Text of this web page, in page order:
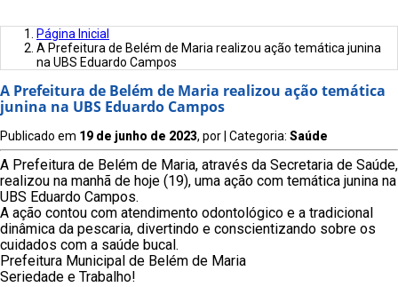
Página Inicial
A Prefeitura de Belém de Maria realizou ação temática junina
na UBS Eduardo Campos
A Prefeitura de Belém de Maria realizou ação temática
junina na UBS Eduardo Campos
Publicado em 19 de junho de 2023, por | Categoria: Saúde
A Prefeitura de Belém de Maria, através da Secretaria de Saúde,
realizou na manhã de hoje (19), uma ação com temática junina na
UBS Eduardo Campos.
A ação contou com atendimento odontológico e a tradicional
dinâmica da pescaria, divertindo e conscientizando sobre os
cuidados com a saúde bucal.
Prefeitura Municipal de Belém de Maria
Seriedade e Trabalho!